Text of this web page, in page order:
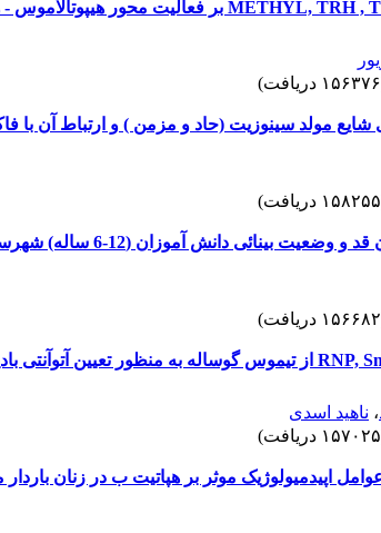
شایع مولد سینوزیت (حاد و مزمن ) و ارتباط آن با
بینائی دانش آموزان (12-6 ساله) شهرستان زنجان 1374
، ناهید اسدی
اپیدمیولوژیک موثر بر هپاتیت ب در زنان باردار